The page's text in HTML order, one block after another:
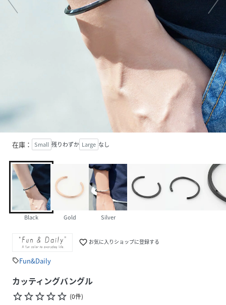
在庫： Small 残りわずか Large なし
Black Gold Silver
favorite_border お気に入りショップに登録する
sellFun&Daily
カッティングバングル
star_borderstar_borderstar_borderstar_borderstar_border (0件)